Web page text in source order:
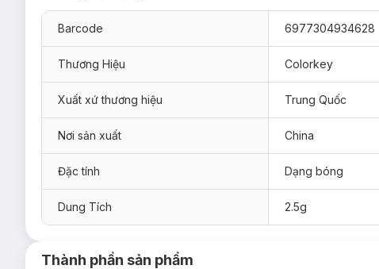
Barcode 6977304934628
Thương Hiệu Colorkey
Xuất xứ thương hiệu Trung Quốc
Nơi sản xuất China
Đặc tính Dạng bóng
Dung Tích 2.5g
Thành phần sản phẩm